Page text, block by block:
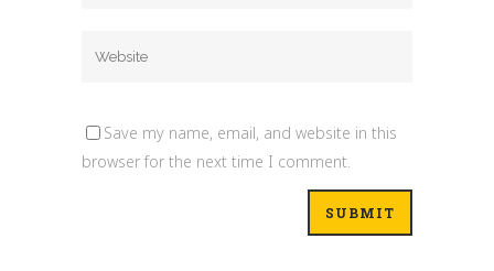
Save my name, email, and website in this
browser for the next time I comment.